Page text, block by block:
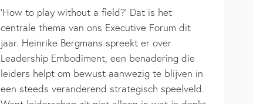
‘How to play without a field?’ Dat is het
centrale thema van ons Executive Forum dit
jaar. Heinrike Bergmans spreekt er over
Leadership Embodiment, een benadering die
leiders helpt om bewust aanwezig te blijven in
een steeds veranderend strategisch speelveld.